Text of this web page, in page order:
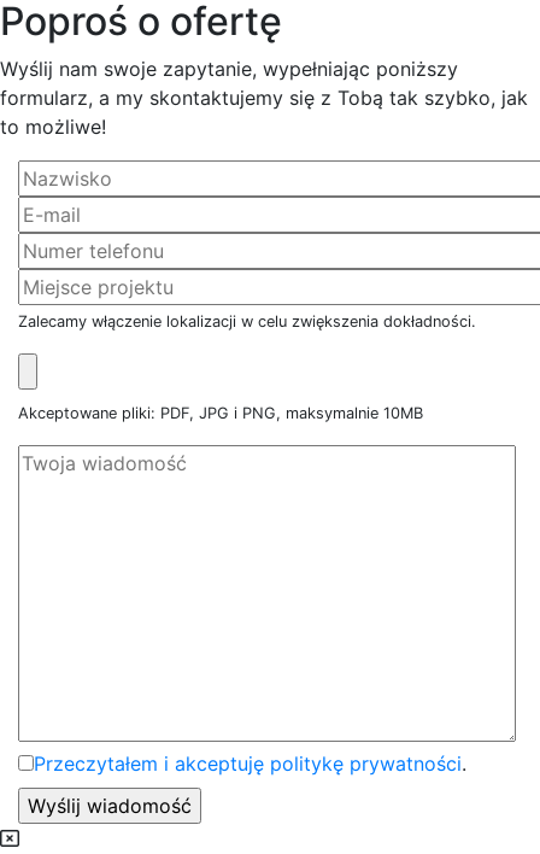
Poproś o ofertę
Wyślij nam swoje zapytanie, wypełniając poniższy
formularz, a my skontaktujemy się z Tobą tak szybko, jak
to możliwe!
Zalecamy włączenie lokalizacji w celu zwiększenia dokładności.
Akceptowane pliki: PDF, JPG i PNG, maksymalnie 10MB
Przeczytałem i akceptuję politykę prywatności.